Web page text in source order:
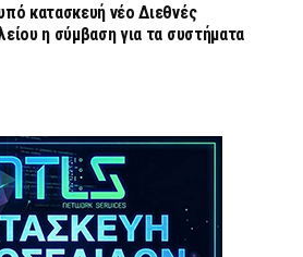
κατασκευή νέο Διεθνές
η σύμβαση για τα συστήματα